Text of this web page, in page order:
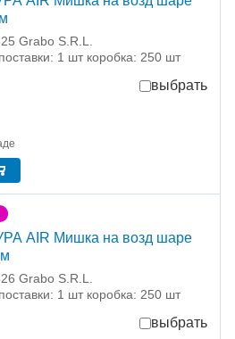
Grabo S.R.L.
1 шт коробка: 250 шт
выбрать
AIR Мишка на возд шаре
Grabo S.R.L.
1 шт коробка: 250 шт
выбрать